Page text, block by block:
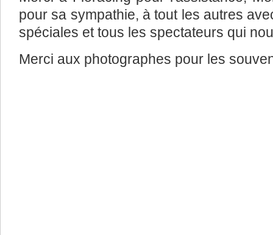
pour sa sympathie, à tout les autres
spéciales et tous les spectateurs qui
Merci aux photographes pour les